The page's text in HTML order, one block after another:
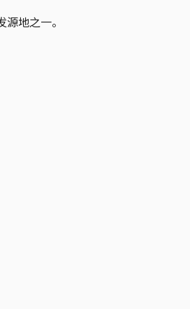
地之一。